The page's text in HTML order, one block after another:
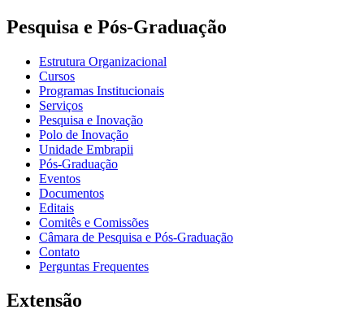
Pesquisa e Pós-Graduação
Estrutura Organizacional
Cursos
Programas Institucionais
Serviços
Pesquisa e Inovação
Polo de Inovação
Unidade Embrapii
Pós-Graduação
Eventos
Documentos
Editais
Comitês e Comissões
Câmara de Pesquisa e Pós-Graduação
Contato
Perguntas Frequentes
Extensão